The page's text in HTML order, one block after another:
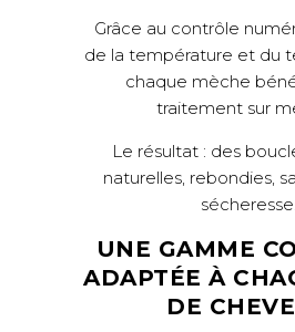
Grâce au contrôle
de la température et du
chaque mèche
traitement sur
Le résultat : des
naturelles, rebondies,
sécheresse.
UNE GAMME
ADAPTÉE À
DE